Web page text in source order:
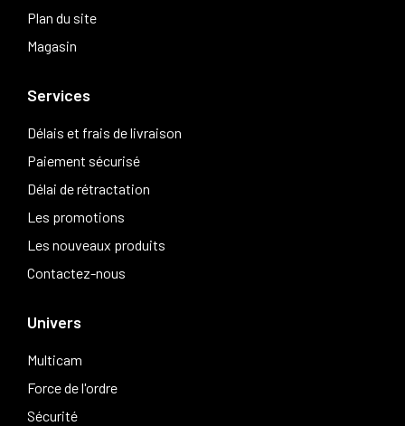
Plan du site
Magasin
Services
Délais et frais de livraison
Paiement sécurisé
Délai de rétractation
Les promotions
Les nouveaux produits
Contactez-nous
Univers
Multicam
Force de l'ordre
Sécurité